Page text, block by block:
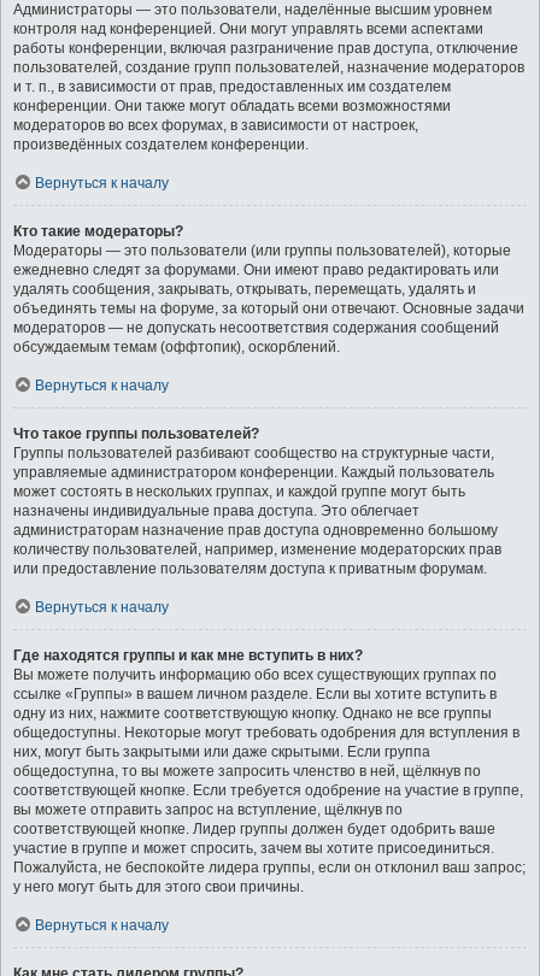
Администраторы — это пользователи, наделённые высшим уровнем
контроля над конференцией. Они могут управлять всеми аспектами
работы конференции, включая разграничение прав доступа, отключение
пользователей, создание групп пользователей, назначение модераторов
и т. п., в зависимости от прав, предоставленных им создателем
конференции. Они также могут обладать всеми возможностями
модераторов во всех форумах, в зависимости от настроек,
произведённых создателем конференции.
Вернуться к началу
Кто такие модераторы?
Модераторы — это пользователи (или группы пользователей), которые
ежедневно следят за форумами. Они имеют право редактировать или
удалять сообщения, закрывать, открывать, перемещать, удалять и
объединять темы на форуме, за который они отвечают. Основные задачи
модераторов — не допускать несоответствия содержания сообщений
обсуждаемым темам (оффтопик), оскорблений.
Вернуться к началу
Что такое группы пользователей?
Группы пользователей разбивают сообщество на структурные части,
управляемые администратором конференции. Каждый пользователь
может состоять в нескольких группах, и каждой группе могут быть
назначены индивидуальные права доступа. Это облегчает
администраторам назначение прав доступа одновременно большому
количеству пользователей, например, изменение модераторских прав
или предоставление пользователям доступа к приватным форумам.
Вернуться к началу
Где находятся группы и как мне вступить в них?
Вы можете получить информацию обо всех существующих группах по
ссылке «Группы» в вашем личном разделе. Если вы хотите вступить в
одну из них, нажмите соответствующую кнопку. Однако не все группы
общедоступны. Некоторые могут требовать одобрения для вступления в
них, могут быть закрытыми или даже скрытыми. Если группа
общедоступна, то вы можете запросить членство в ней, щёлкнув по
соответствующей кнопке. Если требуется одобрение на участие в группе,
вы можете отправить запрос на вступление, щёлкнув по
соответствующей кнопке. Лидер группы должен будет одобрить ваше
участие в группе и может спросить, зачем вы хотите присоединиться.
Пожалуйста, не беспокойте лидера группы, если он отклонил ваш запрос;
у него могут быть для этого свои причины.
Вернуться к началу